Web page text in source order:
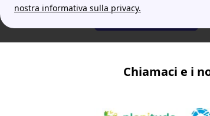
nostra informativa sulla privacy.
02 82 95 37 22
Chiamaci e i